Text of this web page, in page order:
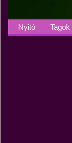
Nyitó Tagok